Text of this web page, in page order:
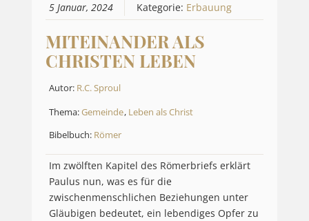
5 Januar, 2024 Kategorie: Erbauung
MITEINANDER ALS
CHRISTEN LEBEN
Autor: R.C. Sproul
Thema:Gemeinde, Leben als Christ
Bibelbuch: Römer
Im zwölften Kapitel des Römerbriefs erklärt
Paulus nun, was es für die
zwischenmenschlichen Beziehungen unter
Gläubigen bedeutet, ein lebendiges Opfer zu